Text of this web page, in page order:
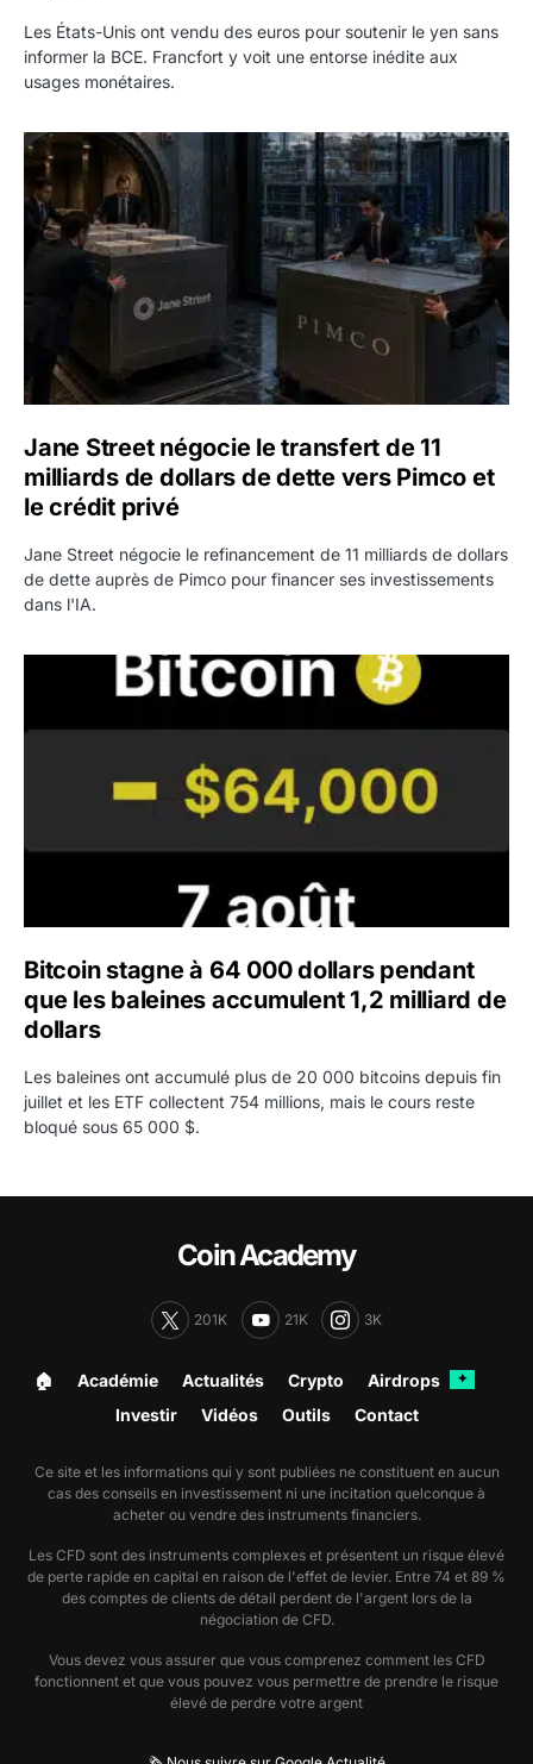
Les États-Unis ont vendu des euros pour soutenir le yen sans
informer la BCE. Francfort y voit une entorse inédite aux
usages monétaires.
Jane Street négocie le transfert de 11 milliards de
Jane Street négocie le transfert de 11
milliards de dollars de dette vers Pimco et
le crédit privé
Jane Street négocie le refinancement de 11 milliards de dollars
de dette auprès de Pimco pour financer ses investissements
dans l'IA.
Bitcoin stagne à 64 000 dollars pendant que les
Bitcoin stagne à 64 000 dollars pendant
que les baleines accumulent 1,2 milliard de
dollars
Les baleines ont accumulé plus de 20 000 bitcoins depuis fin
juillet et les ETF collectent 754 millions, mais le cours reste
bloqué sous 65 000 $.
Coin Academy
201K 21K 3K
🏠︎ Académie Actualités Crypto Airdrops ✦
Investir Vidéos Outils Contact
Ce site et les informations qui y sont publiées ne constituent en aucun
cas des conseils en investissement ni une incitation quelconque à
acheter ou vendre des instruments financiers.
Les CFD sont des instruments complexes et présentent un risque élevé
de perte rapide en capital en raison de l'effet de levier. Entre 74 et 89 %
des comptes de clients de détail perdent de l'argent lors de la
négociation de CFD.
Vous devez vous assurer que vous comprenez comment les CFD
fonctionnent et que vous pouvez vous permettre de prendre le risque
élevé de perdre votre argent